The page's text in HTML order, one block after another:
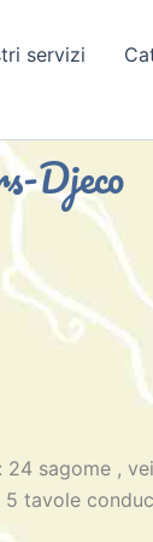
servizi
Djeco
24 sagome ,
tavole